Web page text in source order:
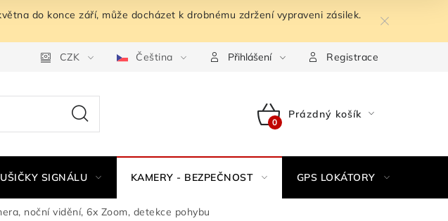
do konce září, může docházet k drobnému zdržení vypraveni zásilek.
od smlouvy Podmínky ochrany osobních údajů Odstoupení od kupní
CZK Čeština Přihlášení Registrace
NÁKUPNÍ
Prázdný košík
SIGNÁLU KAMERY - BEZPEČNOST GPS LOKÁTORY
noční vidění, 6x Zoom, detekce pohybu